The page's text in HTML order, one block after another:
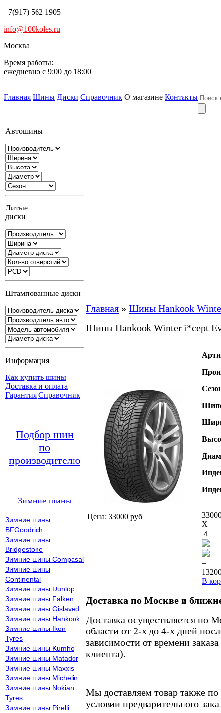
+7(917) 562 1905
info@100koles.ru
Москва
Время работы:
ежедневно с 9:00 до 18:00
Главная Шины Диски Справочник О магазине Контакты
Автошины
Литые
диски
Штампованные диски
Информация
Как купить шины
Доставка и оплата
Гарантия Справочник
Подбор шин
по
производителю
Зимние шины
Зимние шины
BFGoodrich
Зимние шины
Bridgestone
Зимние шины Compasal
Зимние шины
Continental
Зимние шины Dunlop
Зимние шины Falken
Зимние шины Gislaved
Зимние шины Hankook
Зимние шины Ikon
Tyres
Зимние шины Kumho
Зимние шины Matador
Зимние шины Maxxis
Зимние шины Michelin
Зимние шины Nokian
Tyres
Зимние шины Pirelli
Главная » Шины Hankook
Шины Hankook Winter i*cept
Цена: 33000 руб
X
=
В
Доставка по Москве и
Доставка осуществляется по
области от 2-х до 4-х дней
зависимости от времени
клиента).
Мы доставляем товар также
условии предварительного